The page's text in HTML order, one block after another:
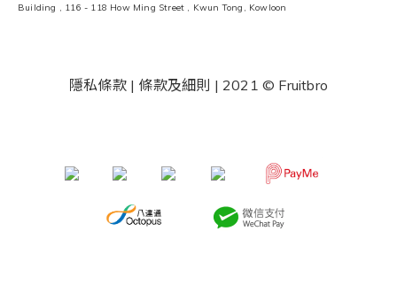
Building , 116 - 118 How Ming Street , Kwun Tong, Kowloon
隱私條款 | 條款及細則 | 2021 © Fruitbro